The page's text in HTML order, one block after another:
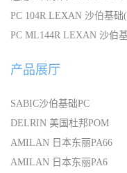
PC 104R LEXAN 沙伯基
PC ML144R LEXAN 沙伯
产品展厅
SABIC沙伯基础PC
DELRIN 美国杜邦POM
AMILAN 日本东丽PA66
AMILAN 日本东丽PA6